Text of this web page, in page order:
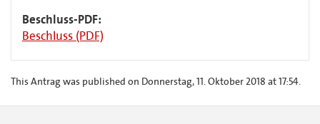
Beschluss-PDF:
Beschluss (PDF)
This Antrag was published on Donnerstag, 11. Oktober 2018 at 17:54.